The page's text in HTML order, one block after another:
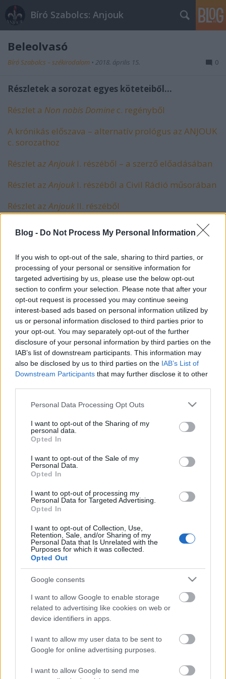
Blog - Do Not Process My Personal Information
If you wish to opt-out of the sale, sharing to third parties, or
processing of your personal or sensitive information for
targeted advertising by us, please use the below opt-out
section to confirm your selection. Please note that after your
opt-out request is processed you may continue seeing
interest-based ads based on personal information utilized by
us or personal information disclosed to third parties prior to
your opt-out. You may separately opt-out of the further
disclosure of your personal information by third parties on the
IAB’s list of downstream participants. This information may
also be disclosed by us to third parties on the IAB’s List of
Downstream Participants that may further disclose it to other
Please note that this website/app uses one or more Google
not limited to your visit or usage behaviour. You may click to
grant or deny consent to Google and its third-party tags to
use your data for below specified purposes in below Google
consent section.
Personal Data Processing Opt Outs
I want to opt-out of the Sharing of my
personal data.
Opted In
I want to opt-out of the Sale of my
Personal Data.
Opted In
I want to opt-out of processing my
Personal Data for Targeted Advertising.
Opted In
I want to opt-out of Collection, Use,
Retention, Sale, and/or Sharing of my
Personal Data that Is Unrelated with the
Purposes for which it was collected.
Opted Out
Google consents
I want to allow Google to enable storage
related to advertising like cookies on web or
device identifiers in apps.
I want to allow my user data to be sent to
Google for online advertising purposes.
I want to allow Google to send me
Bíró Szabolcs: Anjouk
Beleolvasó
Bíró Szabolcs – székirodalom • 2018. április 15. 0
Részletek a sorozat egyes köteteiből...
Részlet a Non nobis Domine c. regényből
A krónikás előszava – alternatív prológus az ANJOUK
c. sorozathoz
Részlet azAnjouk I. részéből – a szerző előadásában
Részlet azAnjouk I. részéből a Civil Rádió műsorában
Részlet azAnjouk II. részéből
Részlet az
Anjouk III. részéből
Részlet azAnjouk V. részéből
Részlet azAnjoukVI. részéből
Részlet azAnjouk VII. részéből – a szerző
felolvasásában
Ajánlott bejegyzések:
Megújult a SZÉKIRODALOM merch shop!
700 éve született Anjou (Nagy) Lajos
király